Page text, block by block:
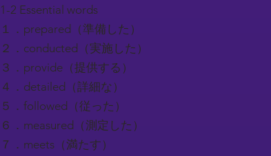
1-2 Essential words
１．prepared（準備した）
２．conducted（実施した）
３．provide（提供する）
４．detailed（詳細な）
５．followed（従った）
６．measured（測定した）
７．meets（満たす）